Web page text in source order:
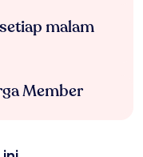
malam
Member